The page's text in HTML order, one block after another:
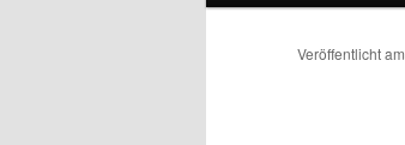
Veröffentlicht am